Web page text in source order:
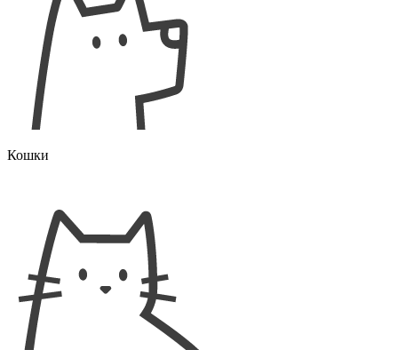
Кошки